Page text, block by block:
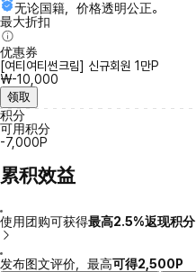
无论国籍，价格透明公正。
最大折扣
优惠券
[여티여티썬크림] 신규회원 1만P
₩-10,000
领取
积分
可用积分
-7,000P
累积效益
使用团购可获得最高2.5%返现积分
发布图文评价，最高可得2,500P